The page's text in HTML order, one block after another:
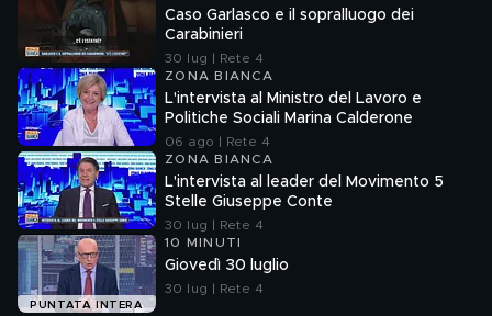
Caso Garlasco e il sopralluogo dei
Carabinieri
30 lug | Rete 4
ZONA BIANCA
L'intervista al Ministro del Lavoro e
Politiche Sociali Marina Calderone
06 ago | Rete 4
ZONA BIANCA
L'intervista al leader del Movimento 5
Stelle Giuseppe Conte
30 lug | Rete 4
PUNTATA INTERA
10 MINUTI
Giovedì 30 luglio
30 lug | Rete 4